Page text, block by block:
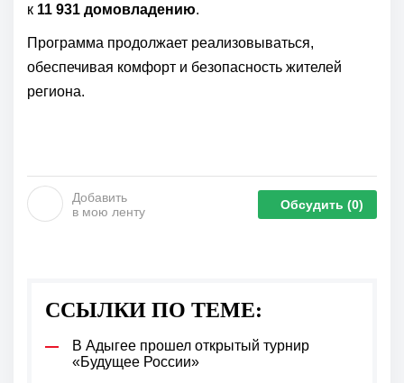
к 11 931 домовладению.
Программа продолжает реализовываться,
обеспечивая комфорт и безопасность жителей
региона.
Добавить
в мою ленту
Обсудить (0)
ССЫЛКИ ПО ТЕМЕ:
В Адыгее прошел открытый турнир
«Будущее России»